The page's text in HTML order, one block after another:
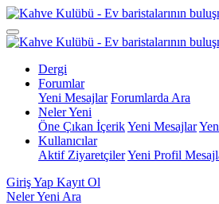
Dergi
Forumlar
Yeni Mesajlar Forumlarda Ara
Neler Yeni
Öne Çıkan İçerikYeni Mesajlar
Kullanıcılar
Aktif ZiyaretçilerYeni Profil
Giriş Yap Kayıt Ol
Neler Yeni Ara